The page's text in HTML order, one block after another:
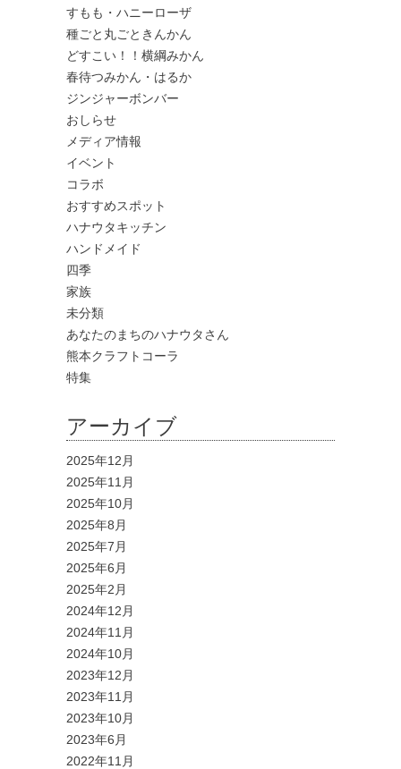
すもも・ハニーローザ
種ごと丸ごときんかん
どすこい！！横綱みかん
春待つみかん・はるか
ジンジャーボンバー
おしらせ
メディア情報
イベント
コラボ
おすすめスポット
ハナウタキッチン
ハンドメイド
四季
家族
未分類
あなたのまちのハナウタさん
熊本クラフトコーラ
特集
アーカイブ
2025年12月
2025年11月
2025年10月
2025年8月
2025年7月
2025年6月
2025年2月
2024年12月
2024年11月
2024年10月
2023年12月
2023年11月
2023年10月
2023年6月
2022年11月